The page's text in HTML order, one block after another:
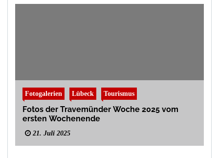
Fotogalerien Lübeck Tourismus
Fotos der Travemünder Woche 2025 vom
ersten Wochenende
21. Juli 2025